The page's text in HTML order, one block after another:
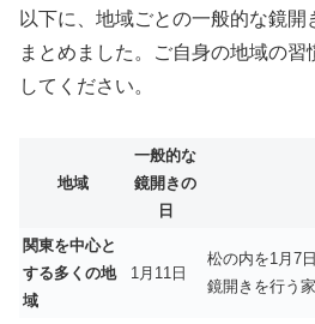
以下に、地域ごとの一般的な鏡開
まとめました。ご自身の地域の習
してください。
地域
一般的な
鏡開きの
日
関東を中心と
する多くの地
域
1月11日
松の内を1月7
鏡開きを行う